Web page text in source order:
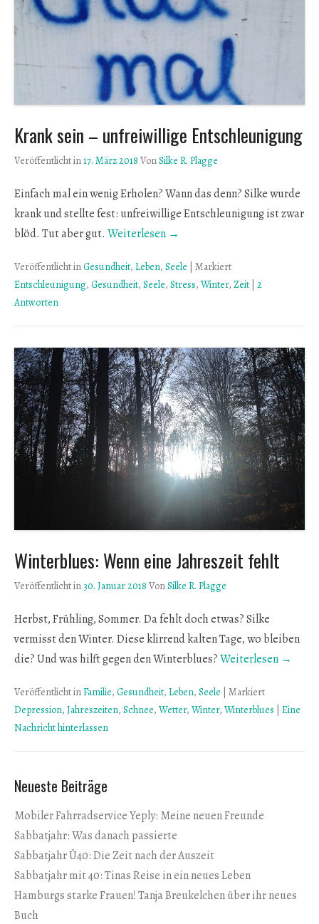
Krank sein – unfreiwillige Entschleunigung
Veröffentlicht in17. März 2018 VonSilke R. Plagge
Einfach mal ein wenig Erholen? Wann das denn? Silke wurde
krank und stellte fest: unfreiwillige Entschleunigung ist zwar
blöd. Tut aber gut. Weiterlesen →
Veröffentlicht inGesundheit, Leben, Seele
Markiert
Entschleunigung, Gesundheit, Seele, Stress, Winter, Zeit 2
Antworten
Winterblues: Wenn eine Jahreszeit fehlt
Veröffentlicht in 30. Januar 2018 VonSilke R. Plagge
Herbst, Frühling, Sommer. Da fehlt doch etwas? Silke
vermisst den Winter. Diese klirrend kalten Tage, wo bleiben
die? Und was hilft gegen den Winterblues?Weiterlesen →
Veröffentlicht inFamilie, Gesundheit, Leben, Seele
Markiert
Depression, Jahreszeiten, Schnee, Wetter, Winter, Winterblues
Eine
Nachricht hinterlassen
Neueste Beiträge
Mobiler Fahrradservice Yeply: Meine neuen Freunde
Sabbatjahr: Was danach passierte
Sabbatjahr Ü40: Die Zeit nach der Auszeit
Sabbatjahr mit 40: Tinas Reise in ein neues Leben
Hamburgs starke Frauen! Tanja Breukelchen über ihr neues
Buch